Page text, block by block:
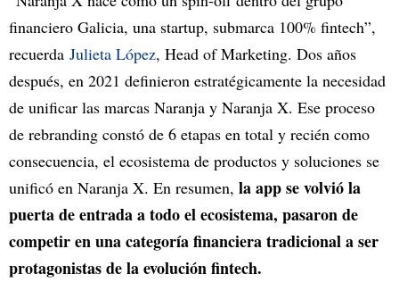
financiero Galicia, una startup, submarca 100% fintech”,
recuerda Julieta López, Head of Marketing. Dos años
después, en 2021 definieron estratégicamente la necesidad
de unificar las marcas Naranja y Naranja X. Ese proceso
de rebranding constó de 6 etapas en total y recién como
consecuencia, el ecosistema de productos y soluciones se
unificó en Naranja X. En resumen, la app se volvió la
puerta de entrada a todo el ecosistema, pasaron de
competir en una categoría financiera tradicional a ser
protagonistas de la evolución fintech.